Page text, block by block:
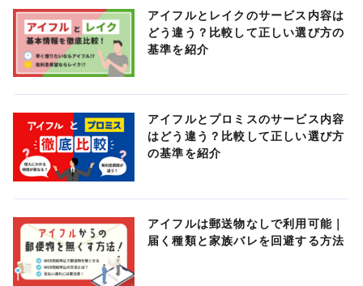
アイフルとレイクのサービス内容は
どう違う？比較して正しい選び方の
基準を紹介
アイフルとプロミスのサービス内容
はどう違う？比較して正しい選び方
の基準を紹介
アイフルは郵送物なしで利用可能｜
届く種類と家族バレを回避する方法